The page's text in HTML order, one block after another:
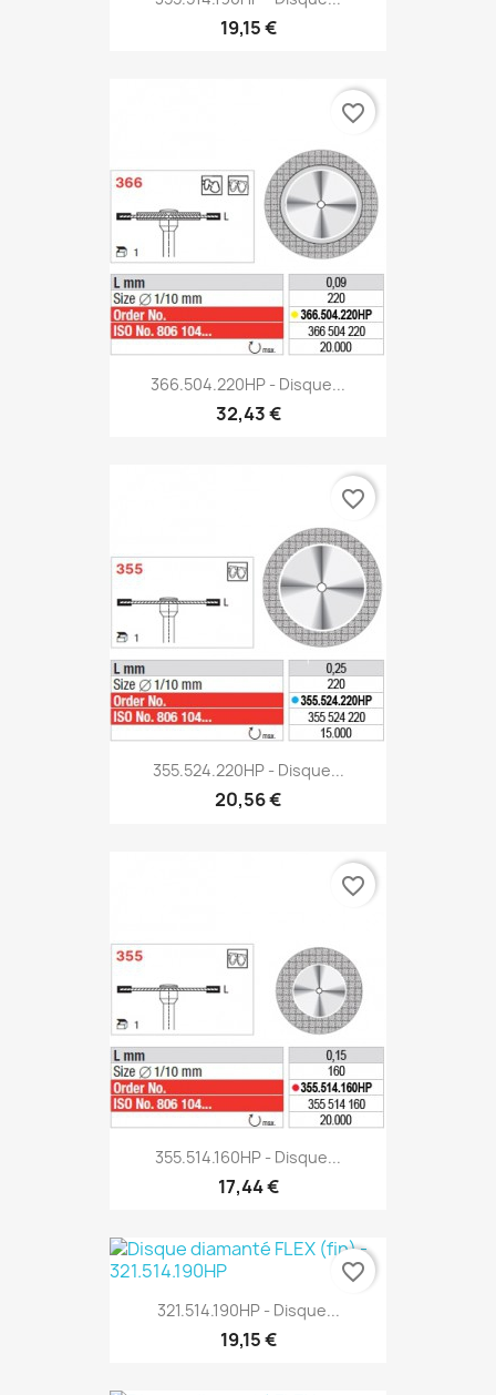
19,15 €
366.504.220HP - Disque...
32,43 €
favorite_border
355.524.220HP - Disque...
20,56 €
favorite_border
355.514.160HP - Disque...
17,44 €
favorite_border
321.514.190HP - Disque...
19,15 €
favorite_border